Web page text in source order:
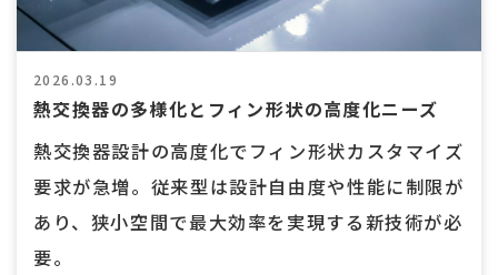
2026.03.19
熱交換器の多様化とフィン形状の高度化ニーズ
熱交換器設計の高度化でフィン形状カスタマイズ
要求が急増。従来型は設計自由度や性能に制限が
あり、狭小空間で最大効率を実現する新技術が必
要。